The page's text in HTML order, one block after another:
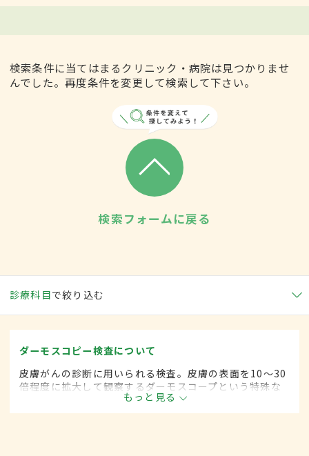
検索条件に当てはまるクリニック・病院は見つかりませ
んでした。再度条件を変更して検索して下さい。
検索フォームに戻る
診療科目で絞り込む
ダーモスコピー検査について
皮膚がんの診断に用いられる検査。皮膚の表面を10～30
倍程度に拡大して観察するダーモスコープという特殊な
ルーペを使い、皮膚にできた腫瘍やほくろが良性か悪性
かを判別する。肉眼では判別しにくい皮膚病変（メラ
もっと見る